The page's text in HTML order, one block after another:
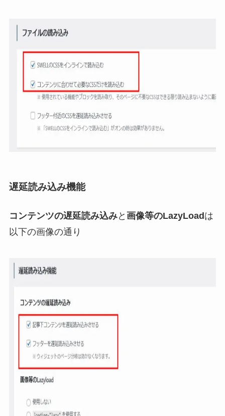
遅延読み込み機能
コンテンツの遅延読み込みと 画像等のLazyLoadは
以下の画像の通り